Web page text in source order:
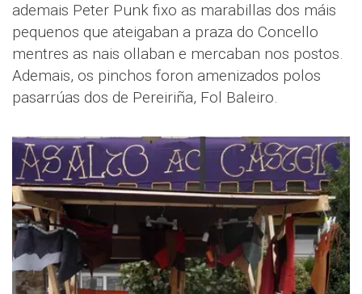
ademais Peter Punk fixo as marabillas dos máis
pequenos que ateigaban a praza do Concello
mentres as nais ollaban e mercaban nos postos.
Ademais, os pinchos foron amenizados polos
pasarrúas dos de Pereiriña, Fol Baleiro.